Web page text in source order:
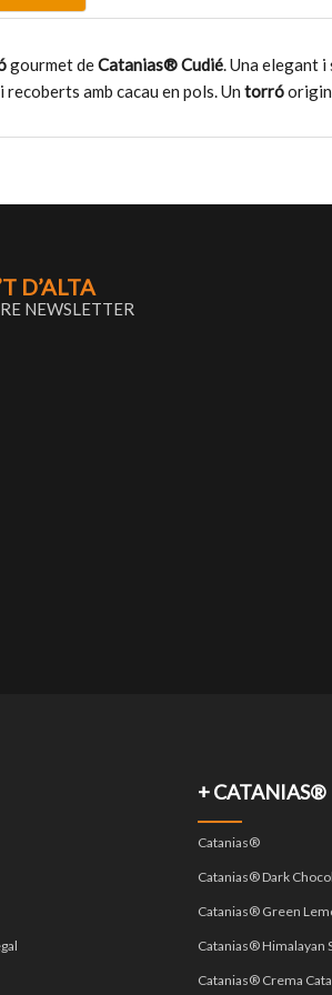
gourmet deCatanias® Cudié. Una elegant i
recoberts amb cacau en pols. Un torró
D’ALTA
NEWSLETTER
+ CATANIAS®
Catanias®
Catanias® Dark
Catanias® Green
Catanias® Himalayan
Catanias® Crema